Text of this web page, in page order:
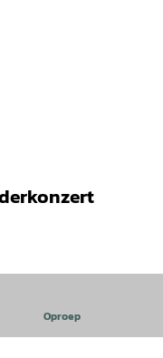
Oproep
mit den